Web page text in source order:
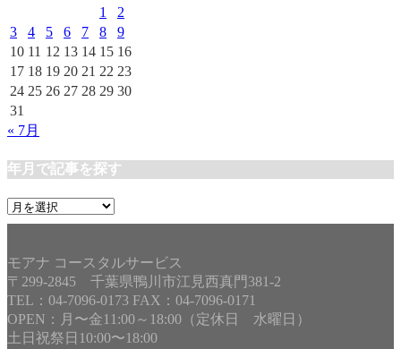
1
2
3
4 5 6 7 8
9
10 11 12 13 14 15 16
17 18 19 20 21 22 23
24 25 26 27 28 29 30
31
« 7月
年月で記事を探す
年
月
記
事
を
探
す
モアナ コースタルサービス
〒299-2845 千葉県鴨川市江見西真門381-2
TEL：04-7096-0173 FAX：04-7096-0171
OPEN：月〜金11:00～18:00（定休日 水曜日）
土日祝祭日10:00〜18:00